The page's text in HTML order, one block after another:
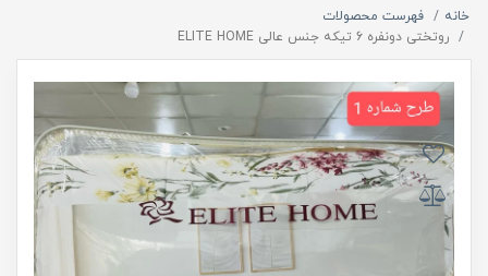
خانه
فهرست محصولات
روتختی دونفره 6 تیکه جنس عالی ELITE HOME